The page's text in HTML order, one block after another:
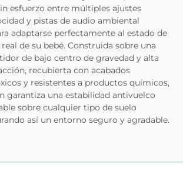
esfuerzo entre múltiples ajustes
y pistas de audio ambiental
adaptarse perfectamente al estado de
de su bebé. Construida sobre una
de bajo centro de gravedad y alta
recubierta con acabados
y resistentes a productos químicos,
garantiza una estabilidad antivuelco
sobre cualquier tipo de suelo
así un entorno seguro y agradable.